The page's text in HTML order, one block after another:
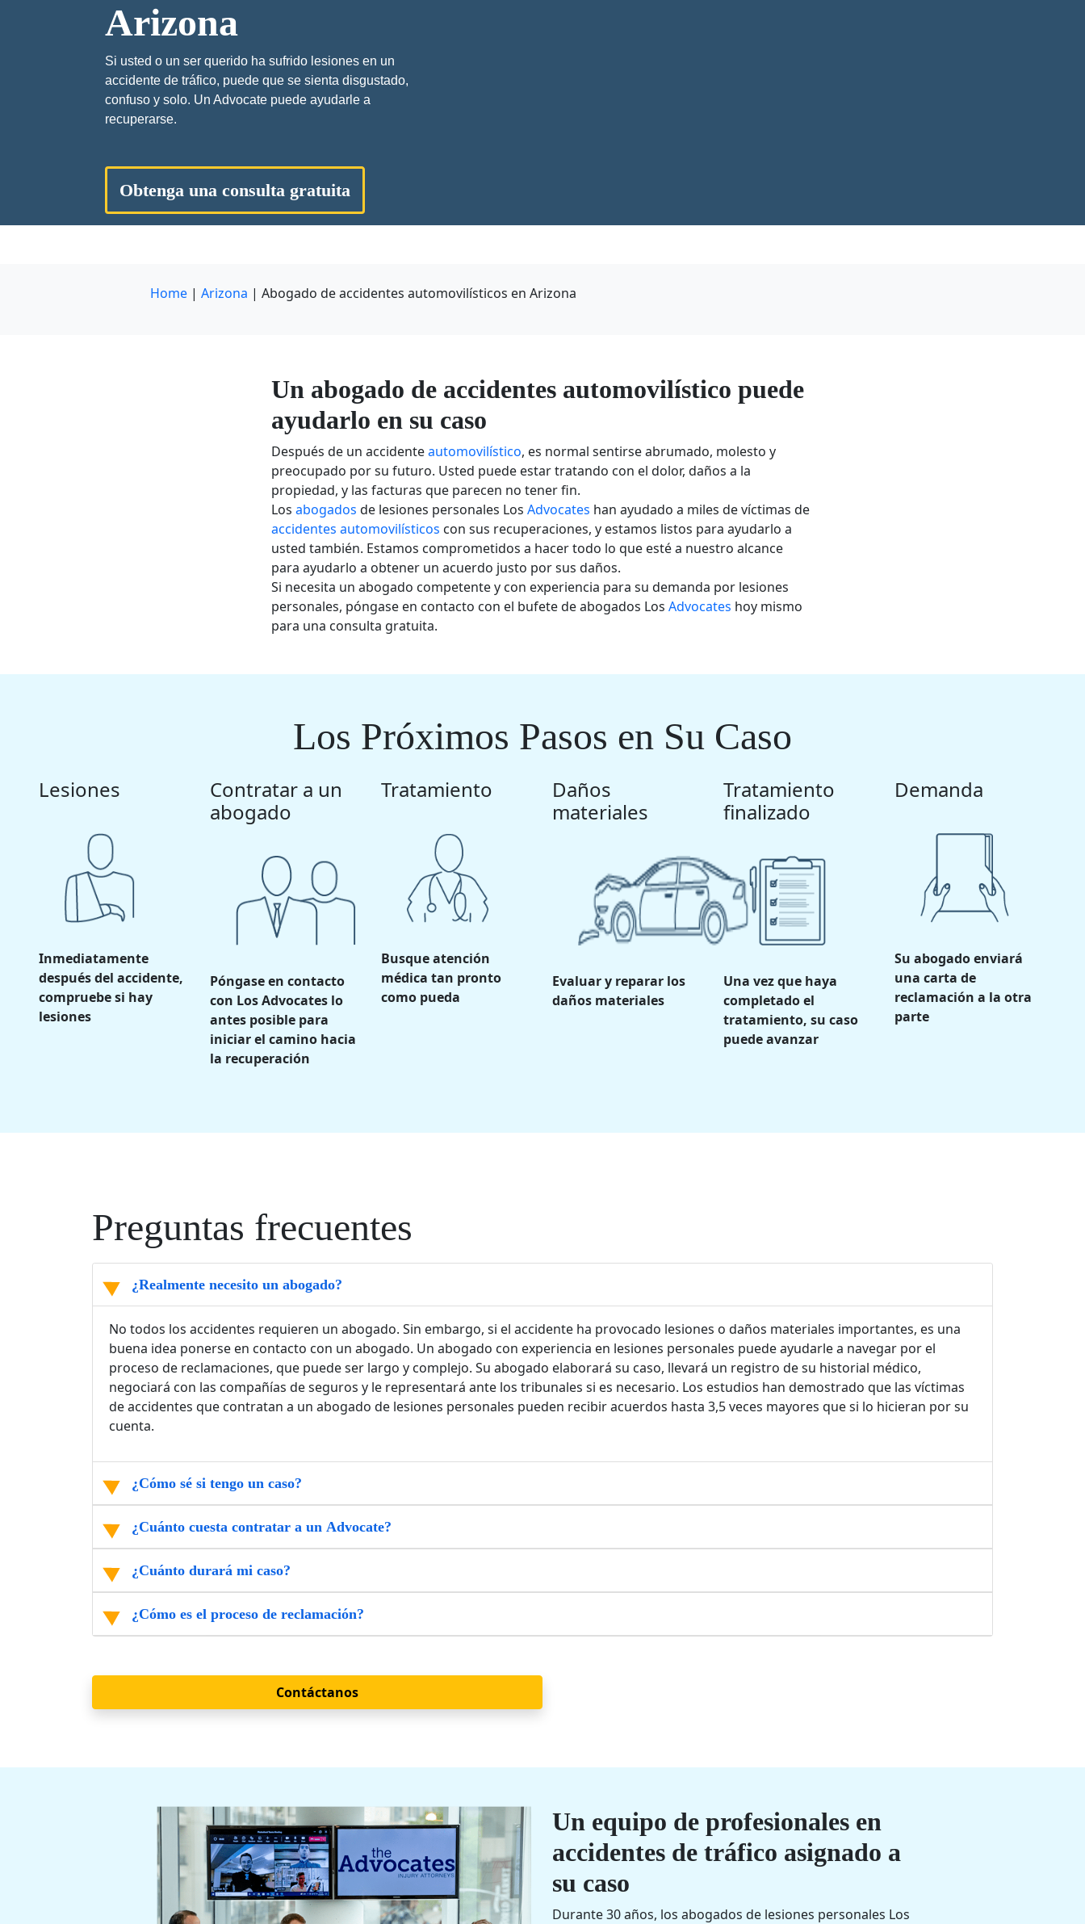
Arizona
Si usted o un ser querido ha sufrido lesiones en un
accidente de tráfico, puede que se sienta disgustado,
confuso y solo. Un Advocate puede ayudarle a
recuperarse.
Obtenga una consulta gratuita
Home | Arizona | Abogado de accidentes automovilísticos en Arizona
Un abogado de accidentes automovilístico puede
ayudarlo en su caso
Después de un accidenteautomovilístico, es normal sentirse abrumado, molesto y
preocupado por su futuro. Usted puede estar tratando con el dolor, daños a la
propiedad, y las facturas que parecen no tener fin.
Los abogados de lesiones personales Los Advocates han ayudado a miles de víctimas de
accidentes automovilísticos con sus recuperaciones, y estamos listos para ayudarlo a
usted también. Estamos comprometidos a hacer todo lo que esté a nuestro alcance
para ayudarlo a obtener un acuerdo justo por sus daños.
Si necesita un abogado competente y con experiencia para su demanda por lesiones
personales, póngase en contacto con el bufete de abogados Los Advocates hoy mismo
para una consulta gratuita.
Los Próximos Pasos en Su Caso
Lesiones
Inmediatamente
después del accidente,
compruebe si hay
lesiones
Contratar a un
abogado
Póngase en contacto
con Los Advocates lo
antes posible para
iniciar el camino hacia
la recuperación
Tratamiento
Busque atención
médica tan pronto
como pueda
Daños
materiales
Evaluar y reparar los
daños materiales
Tratamiento
finalizado
Una vez que haya
completado el
tratamiento, su caso
puede avanzar
Demanda
Su abogado enviará
una carta de
reclamación a la otra
parte
Preguntas frecuentes
¿Realmente necesito un abogado?
No todos los accidentes requieren un abogado. Sin embargo, si el accidente ha provocado lesiones o daños materiales importantes, es una
buena idea ponerse en contacto con un abogado. Un abogado con experiencia en lesiones personales puede ayudarle a navegar por el
proceso de reclamaciones, que puede ser largo y complejo. Su abogado elaborará su caso, llevará un registro de su historial médico,
negociará con las compañías de seguros y le representará ante los tribunales si es necesario. Los estudios han demostrado que las víctimas
de accidentes que contratan a un abogado de lesiones personales pueden recibir acuerdos hasta 3,5 veces mayores que si lo hicieran por su
cuenta.
¿Cómo sé si tengo un caso?
¿Cuánto cuesta contratar a un Advocate?
¿Cuánto durará mi caso?
¿Cómo es el proceso de reclamación?
Contáctanos
Un equipo de profesionales en
accidentes de tráfico asignado a
su caso
Durante 30 años, los abogados de lesiones personales Los